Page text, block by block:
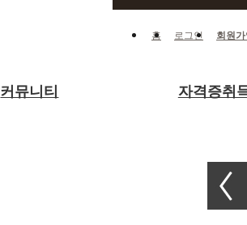
홈 로그인 회원
커뮤니티 자격증취